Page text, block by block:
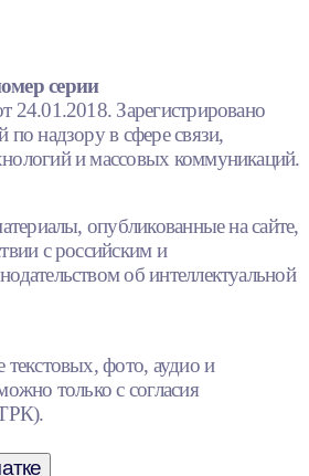
серии
Зарегистрировано
надзору в сфере связи,
и массовых коммуникаций.
опубликованные на сайте,
с российским и
об интеллектуальной
фото, аудио и
только с согласия